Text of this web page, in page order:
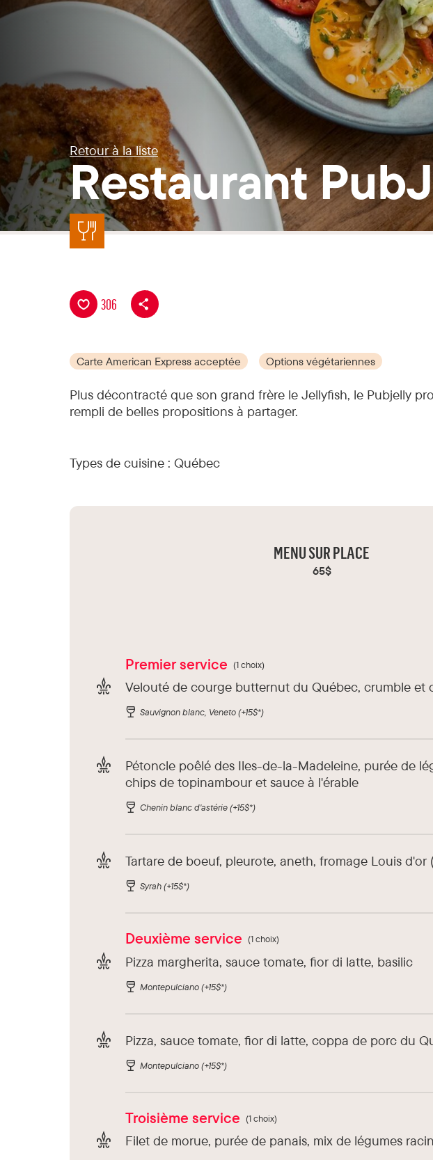
Retour à la liste
Restaurant
306
Carte American Express acceptée Options végétariennes
Plus décontracté que son grand frère le Jellyfish, le Pubjelly
rempli de belles propositions à partager.
Types de cuisine : Québec
MENU SUR PLACE
65$
Premier service (1 choix)
Velouté de courge butternut du Québec, crumble et
Sauvignon blanc, Veneto(+15$*)
Pétoncle poêlé des Iles-de-la-Madeleine, purée de
chips de topinambour et sauce à l'érable
Chenin blanc d'astérie(+15$*)
Tartare de boeuf, pleurote, aneth, fromage Louis d'or
Syrah(+15$*)
Deuxième service (1 choix)
Pizza margherita, sauce tomate, fior di latte, basilic
Montepulciano(+15$*)
Pizza, sauce tomate, fior di latte, coppa de porc du
Montepulciano(+15$*)
Troisième service (1 choix)
Filet de morue, purée de panais, mix de légumes